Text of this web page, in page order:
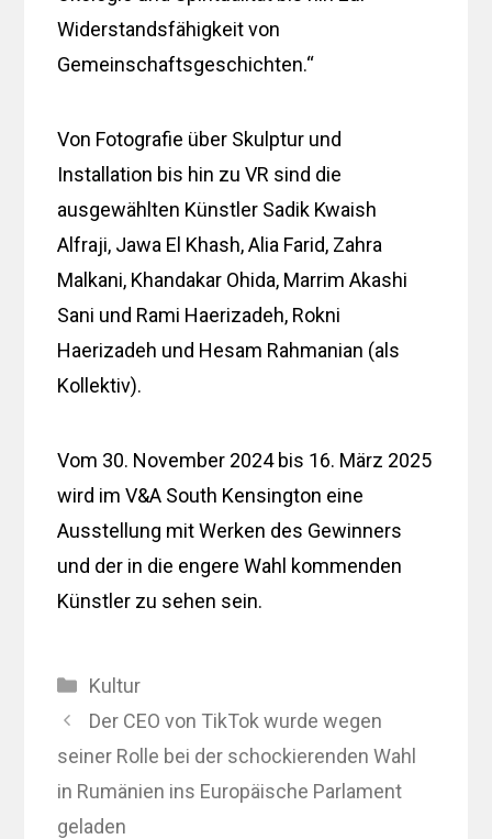
Widerstandsfähigkeit von
Gemeinschaftsgeschichten.“
Von Fotografie über Skulptur und
Installation bis hin zu VR sind die
ausgewählten Künstler Sadik Kwaish
Alfraji, Jawa El Khash, Alia Farid, Zahra
Malkani, Khandakar Ohida, Marrim Akashi
Sani und Rami Haerizadeh, Rokni
Haerizadeh und Hesam Rahmanian (als
Kollektiv).
Vom 30. November 2024 bis 16. März 2025
wird im V&A South Kensington eine
Ausstellung mit Werken des Gewinners
und der in die engere Wahl kommenden
Künstler zu sehen sein.
Kategorien
Kultur
Der CEO von TikTok wurde wegen
seiner Rolle bei der schockierenden Wahl
in Rumänien ins Europäische Parlament
geladen